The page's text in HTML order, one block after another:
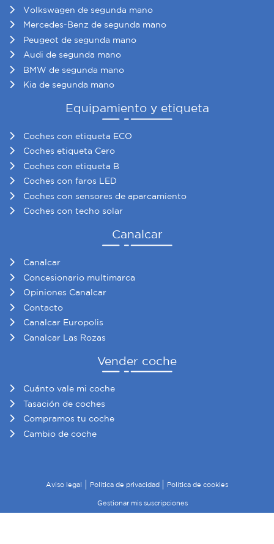
Volkswagen de segunda mano
Mercedes-Benz de segunda mano
Peugeot de segunda mano
Audi de segunda mano
BMW de segunda mano
Kia de segunda mano
Equipamiento y etiqueta
Coches con etiqueta ECO
Coches etiqueta Cero
Coches con etiqueta B
Coches con faros LED
Coches con sensores de aparcamiento
Coches con techo solar
Canalcar
Canalcar
Concesionario multimarca
Opiniones Canalcar
Contacto
Canalcar Europolis
Canalcar Las Rozas
Vender coche
Cuánto vale mi coche
Tasación de coches
Compramos tu coche
Cambio de coche
Aviso legal Política de privacidad Política de cookies
Gestionar mis suscripciones